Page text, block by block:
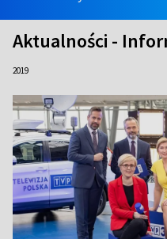
Aktualności -
2019